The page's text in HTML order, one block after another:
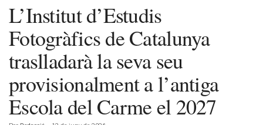
L’Institut d’Estudis
Fotogràfics de Catalunya
traslladarà la seva seu
provisionalment a l’antiga
Escola del Carme el 2027